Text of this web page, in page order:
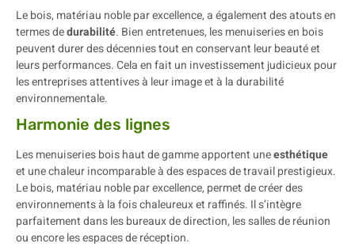
Le bois, matériau noble par excellence, a également des atouts en
termes dedurabilité. Bien entretenues, les menuiseries en bois
peuvent durer des décennies tout en conservant leur beauté et
leurs performances. Cela en fait un investissement judicieux pour
les entreprises attentives à leur image et à la durabilité
environnementale.
Harmonie des lignes
Les menuiseries bois haut de gamme apportent uneesthétique
et une chaleur incomparable à des espaces de travail prestigieux.
Le bois, matériau noble par excellence, permet de créer des
environnements à la fois chaleureux et raffinés. Il s’intègre
parfaitement dans les bureaux de direction, les salles de réunion
ou encore les espaces de réception.